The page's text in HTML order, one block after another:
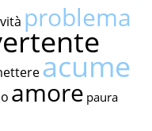
problema
acume
amore paura